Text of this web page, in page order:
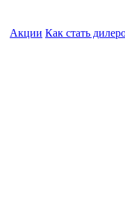
Акции Как стать